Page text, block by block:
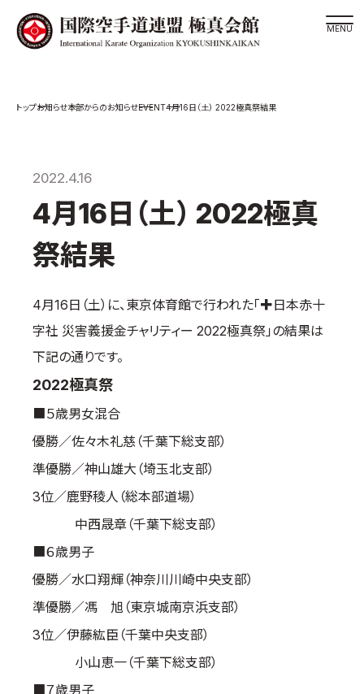
大山倍達総裁 紹介
松井章奎館長 紹介
極真会館の概要
役員紹介
本部からのお知らせ
支部からのお知らせ
公式大会
公式記録
入門のご案内
青少年部・保護者の方へ
一般の部・壮年部の方
会員制度
お知らせ本部からのお知らせEVENT4月16日（土） 2022極真祭結果
2022.4.16
4月16日（土） 2022極真
祭結果
4月16日（土）に、東京体育館で行われた「✚日本赤十
字社 災害義援金チャリティー 2022極真祭」の結果は
下記の通りです。
2022極真祭
■５歳男女混合
優勝／佐々木礼慈（千葉下総支部）
準優勝／神山雄大（埼玉北支部）
3位／鹿野稜人（総本部道場）
中西晟章（千葉下総支部）
■６歳男子
優勝／水口翔輝（神奈川川崎中央支部）
準優勝／馮 旭（東京城南京浜支部）
3位／伊藤紘臣（千葉中央支部）
小山恵一（千葉下総支部）
■７歳男子